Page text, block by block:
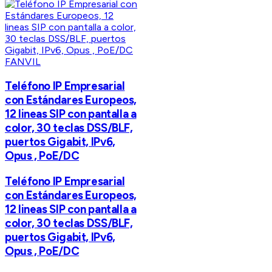
FANVIL
Teléfono IP Empresarial
con Estándares Europeos,
12 lineas SIP con pantalla a
color, 30 teclas DSS/BLF,
puertos Gigabit, IPv6,
Opus , PoE/DC
Teléfono IP Empresarial
con Estándares Europeos,
12 lineas SIP con pantalla a
color, 30 teclas DSS/BLF,
puertos Gigabit, IPv6,
Opus , PoE/DC